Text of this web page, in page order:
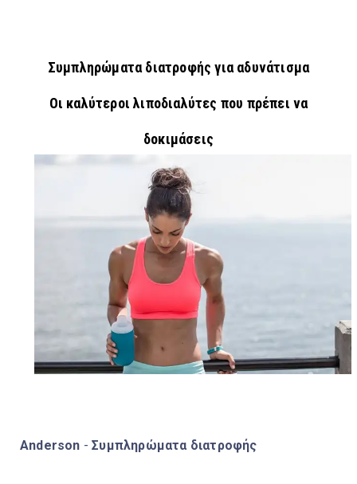
Συμπληρώματα διατροφής για αδυνάτισμα
Οι καλύτεροι λιποδιαλύτες που πρέπει να
δοκιμάσεις
Anderson - Συμπληρώματα διατροφής